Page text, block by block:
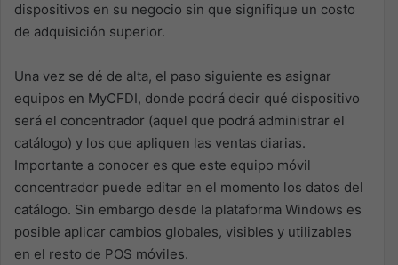
dispositivos en su negocio sin que signifique un costo
de adquisición superior.
Una vez se dé de alta, el paso siguiente es asignar
equipos en MyCFDI, donde podrá decir qué dispositivo
será el concentrador (aquel que podrá administrar el
catálogo) y los que apliquen las ventas diarias.
Importante a conocer es que este equipo móvil
concentrador puede editar en el momento los datos del
catálogo. Sin embargo desde la plataforma Windows es
posible aplicar cambios globales, visibles y utilizables
en el resto de POS móviles.